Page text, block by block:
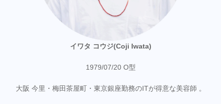
イワタ コウジ(Coji Iwata)
1979/07/20 O型
大阪 今里・梅田茶屋町・東京銀座勤務のITが得意な美容師 。